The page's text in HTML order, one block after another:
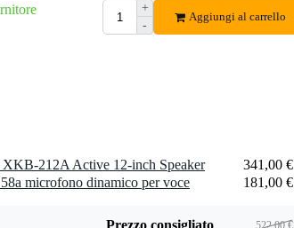
Shure Beta 58a
+
-
Aggiungi al carrello
212A Active 12-inch Speaker
341,00 €
microfono dinamico per voce
181,00 €